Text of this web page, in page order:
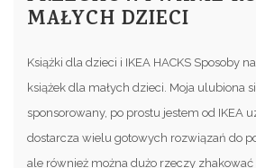
MAŁYCH DZIECI
Książki dla dzieci i IKEA HACKS Sposoby
książek dla małych dzieci. Moja ulubiona
sponsorowany, po prostu jestem od IKEA
dostarcza wielu gotowych rozwiązań do
ale również można dużo rzeczy